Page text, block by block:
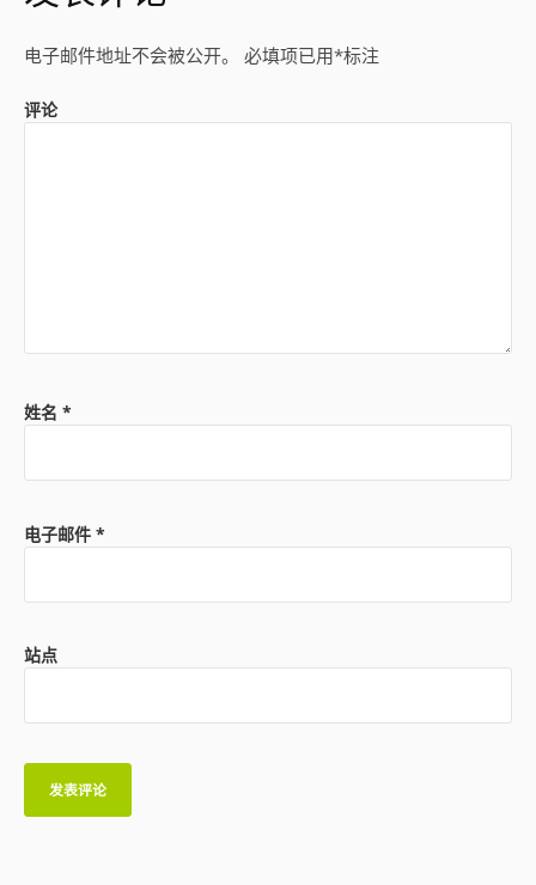
电子邮件地址不会被公开。 必填项已用*标注
评论
姓名 *
电子邮件 *
站点